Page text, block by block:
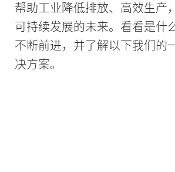
帮助工业降低排放、高效生产
可持续发展的未来。看看是什
不断前进，并了解以下我们的
决方案。